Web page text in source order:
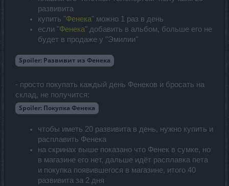
развивита
купить "Фенека" можно 1 раз в день
если "Фенека" добавить в альбом, больше его не
будет в продаже у "Эмилии"
Spoiler: Развивит из Фенека
- просто покупать каждый день Фенеков и бросать на
склад, не получится:
Spoiler: Покупка Фенека
чтобы иметь 20 развивита в день, нужно купить и
расплавить Фенека
на скринах выше показано что Фенек в сумке, но
в магазине его нет, дальше идёт расплавка пета
и покупка появившегося в магазине, итого 40
развивита за 2 дня